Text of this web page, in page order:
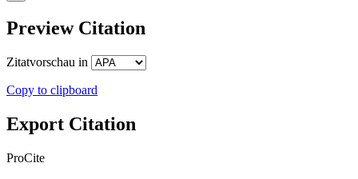
Preview Citation
Zitatvorschau in
Copy to clipboard
Export Citation
ProCite